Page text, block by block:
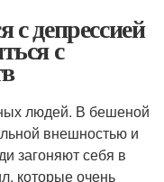
депрессией
с
людей. В бешеной
внешностью и
загоняют себя в
которые очень